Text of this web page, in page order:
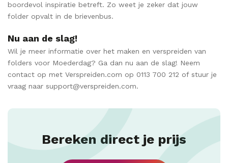
boordevol inspiratie betreft. Zo weet je zeker dat jouw
folder opvalt in de brievenbus.
Nu aan de slag!
Wil je meer informatie over het maken en verspreiden van
folders voor Moederdag? Ga dan nu aan de slag! Neem
contact op met Verspreiden.com op 0113 700 212 of stuur je
vraag naar support@verspreiden.com.
Bereken direct je prijs